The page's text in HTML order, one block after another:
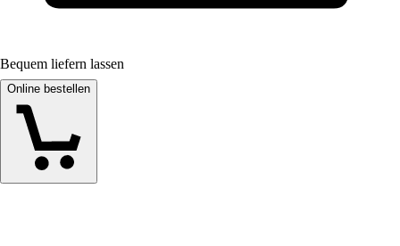
Bequem liefern lassen
Online bestellen